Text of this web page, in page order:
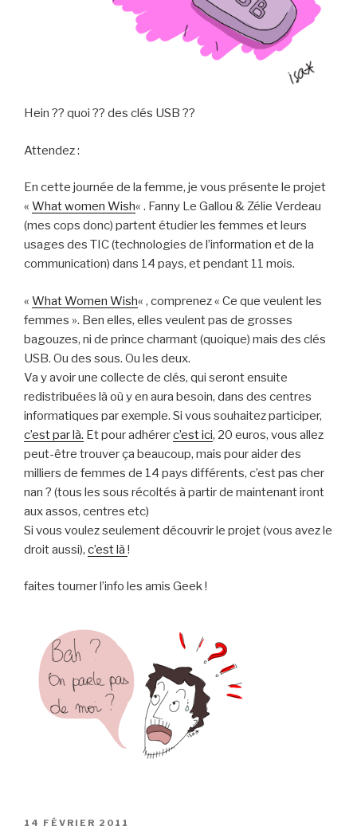
Hein ?? quoi ?? des clés USB ??
Attendez :
En cette journée de la femme, je vous présente le projet
« What women Wish« . Fanny Le Gallou & Zélie Verdeau
(mes cops donc) partent étudier les femmes et leurs
usages des TIC (technologies de l’information et de la
communication) dans 14 pays, et pendant 11 mois.
« What Women Wish« , comprenez « Ce que veulent les
femmes ». Ben elles, elles veulent pas de grosses
bagouzes, ni de prince charmant (quoique) mais des clés
USB. Ou des sous. Ou les deux.
Va y avoir une collecte de clés, qui seront ensuite
redistribuées là où y en aura besoin, dans des centres
informatiques par exemple. Si vous souhaitez participer,
c’est par là. Et pour adhérerc’est ici, 20 euros, vous allez
peut-être trouver ça beaucoup, mais pour aider des
milliers de femmes de 14 pays différents, c’est pas cher
nan ? (tous les sous récoltés à partir de maintenant iront
aux assos, centres etc)
Si vous voulez seulement découvrir le projet (vous avez le
droit aussi), c’est là !
faites tourner l’info les amis Geek !
PUBLIÉ
14 FÉVRIER 2011